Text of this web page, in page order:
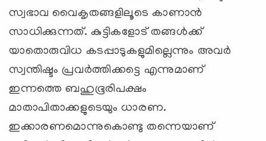
സ്വഭാവ വൈകൃതങ്ങളിലൂടെ കാണാന്‍
സാധിക്കുന്നത്. കുട്ടികളോട് തങ്ങള്‍ക്ക്
യാതൊരുവിധ കടപ്പാടുകളുമില്ലെന്നും അവര്‍
സ്വന്തിഷ്ടം പ്രവര്‍ത്തിക്കട്ടെ എന്നുമാണ്
ഇന്നത്തെ ബഹുഭൂരിപക്ഷം
മാതാപിതാക്കളുടെയും ധാരണ.
ഇക്കാരണമൊന്നുകൊണ്ടു തന്നെയാണ്